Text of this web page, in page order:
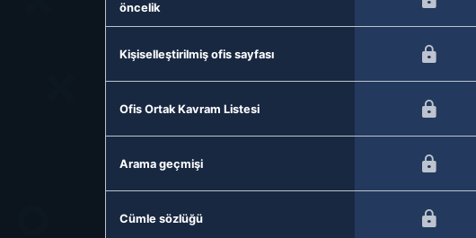
öncelik
Kişiselleştirilmiş ofis sayfası
Ofis Ortak Kavram Listesi
Arama geçmişi
Cümle sözlüğü